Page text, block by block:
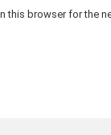
this browser for the